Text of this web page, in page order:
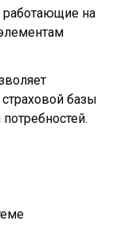
работающие на
базы